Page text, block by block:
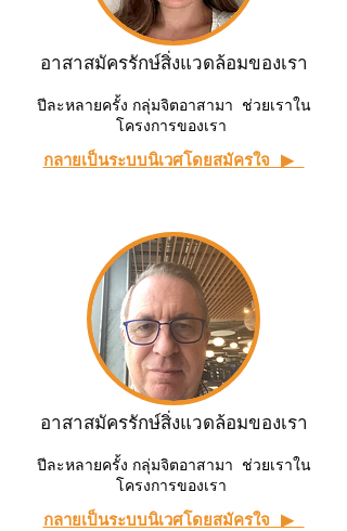
อาสาสมัครรักษ์สิ่งแวดล้อมของเรา
ปีละหลายครั้ง กลุ่มจิตอาสามา ช่วยเราใน
โครงการของเรา
กลายเป็นระบบนิเวศโดยสมัครใจ ▶ ︎
อาสาสมัครรักษ์สิ่งแวดล้อมของเรา
ปีละหลายครั้ง กลุ่มจิตอาสามา ช่วยเราใน
โครงการของเรา
กลายเป็นระบบนิเวศโดยสมัครใจ ▶ ︎